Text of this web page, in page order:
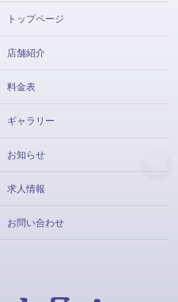
トップページ
店舗紹介
料金表
ギャラリー
お知らせ
求人情報
お問い合わせ